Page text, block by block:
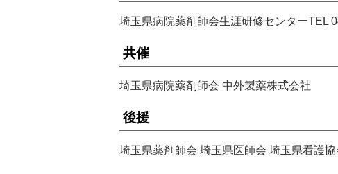
埼玉県病院薬剤師会生涯研修センターTEL
共催
埼玉県病院薬剤師会 中外製薬株式会社
後援
埼玉県薬剤師会 埼玉県医師会 埼玉県看護協